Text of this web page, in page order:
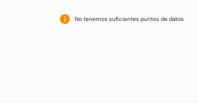
No tenemos suficientes puntos de datos